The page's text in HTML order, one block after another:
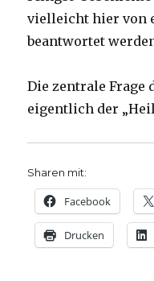
vielleicht hier von
beantwortet
Die zentrale Frage
eigentlich der
Sharen mit:
Facebook
Drucken